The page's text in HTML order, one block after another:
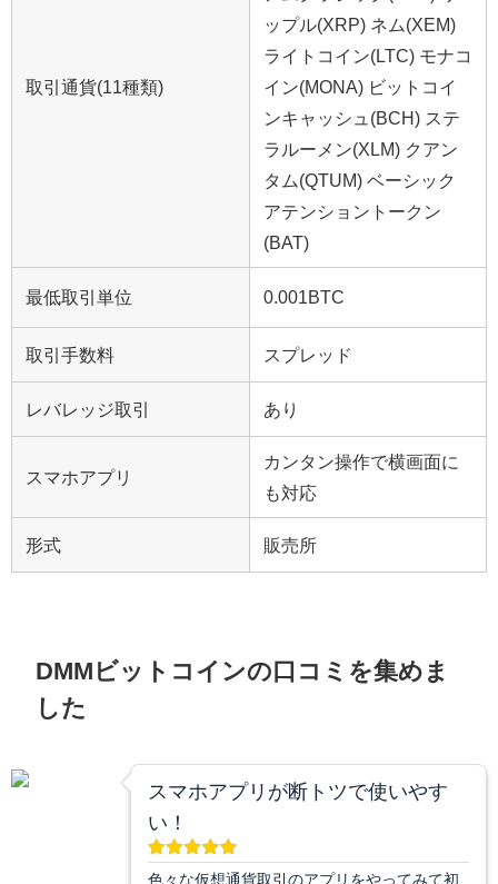
取引通貨(11種類)
ップル(XRP) ネム(XEM)
ライトコイン(LTC) モナコ
イン(MONA) ビットコイ
ンキャッシュ(BCH) ステ
ラルーメン(XLM) クアン
タム(QTUM) ベーシック
アテンショントークン
(BAT)
最低取引単位 0.001BTC
取引手数料 スプレッド
レバレッジ取引 あり
スマホアプリ
カンタン操作で横画面に
も対応
形式 販売所
DMMビットコインの口コミを集めま
した
スマホアプリが断トツで使いやす
い！
色々な仮想通貨取引のアプリをやってみて初